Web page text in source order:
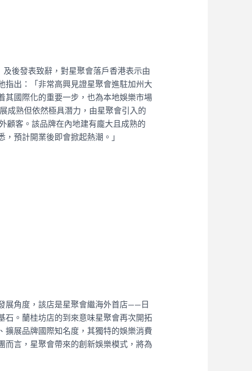
及後發表致辭，對星聚會落戶香港表示由
指出：「非常高興見證星聚會進駐加州大
其國際化的重要一步，也為本地娛樂市場
成熟但依然極具潛力，由星聚會引入的
顧客。該品牌在內地建有龐大且成熟的
預計開業後即會掀起熱潮。」
展角度，該店是星聚會繼海外首店——日
石。蘭桂坊店的到來意味星聚會再次開拓
擴展品牌國際知名度，其獨特的娛樂消費
而言，星聚會帶來的創新娛樂模式，將為